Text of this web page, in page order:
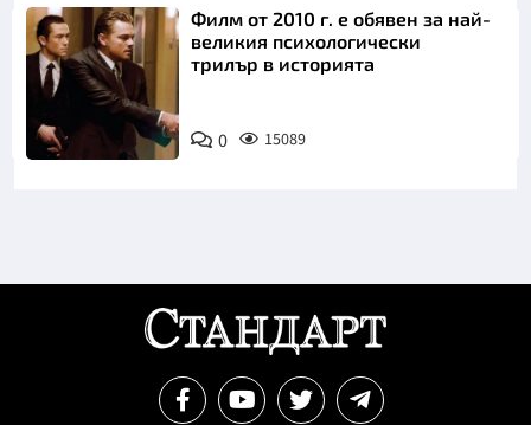
Филм от 2010 г. е обявен за най-
великия психологически
трилър в историята
0 15089